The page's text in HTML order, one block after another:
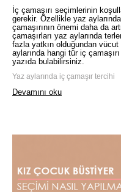
İç çamaşırı seçimlerinin
gerekir. Özellikle yaz
çamaşırının önemi daha da
çamaşırları yaz aylarında
fazla yatkın olduğundan vücut
aylarında hangi tür iç
yazıda bulabilirsiniz.
Yaz aylarında iç çamaşır tercihi
Devamını oku